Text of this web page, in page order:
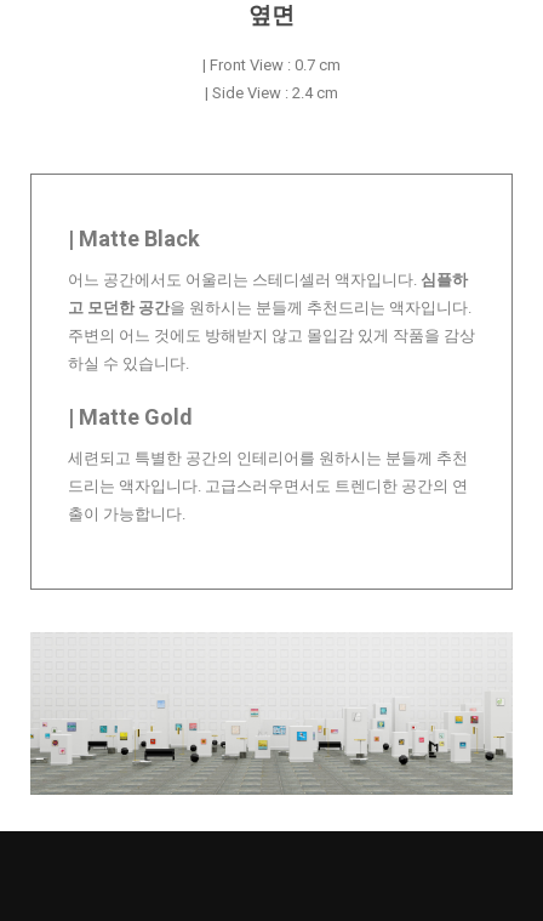
옆면
| Front View : 0.7 cm
| Side View : 2.4 cm
| Matte Black
어느 공간에서도 어울리는 스테디셀러 액자입니다. 심플하
고 모던한 공간을 원하시는 분들께 추천드리는 액자입니다.
주변의 어느 것에도 방해받지 않고 몰입감 있게 작품을 감상
하실 수 있습니다.
| Matte Gold
세련되고 특별한 공간의 인테리어를 원하시는 분들께 추천
드리는 액자입니다. 고급스러우면서도 트렌디한 공간의 연
출이 가능합니다.